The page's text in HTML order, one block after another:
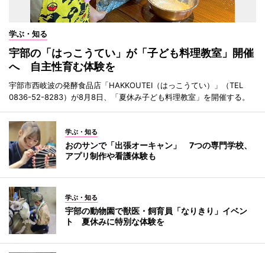
学ぶ・知る
宇部の「はっこうてい」が「子ども料理教室」開催
へ 自主性育む体験を
宇部市西岐波の発酵食品店「HAKKOUTEI（はっこうてい）」（TEL
0836-52-8283）が8月8日、「夏休み子ども料理教室」を開催する。
学ぶ・知る
おのサンで「出張オーキャン」 7つの専門学校、
アプリ制作や看護体験も
学ぶ・知る
宇部の動物園で獣医・飼育員「なりきり」イベン
ト 夏休みに特別な体験を